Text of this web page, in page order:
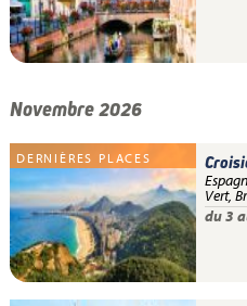
Novembre 2026
DERNIÈRES PLACES
Vert,
du 3